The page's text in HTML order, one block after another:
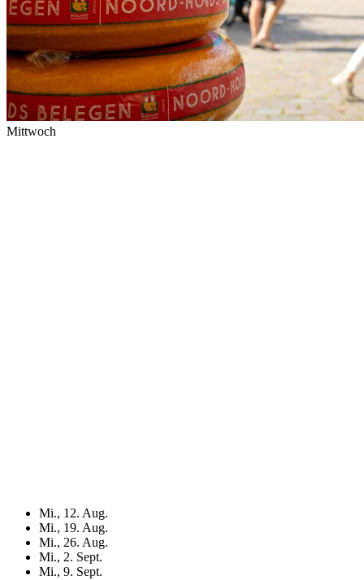
Mittwoch
Mi., 12. Aug.
Mi., 19. Aug.
Mi., 26. Aug.
Mi., 2. Sept.
Mi., 9. Sept.